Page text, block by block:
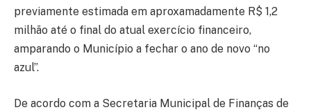
previamente estimada em aproxamadamente R$ 1,2
milhão até o final do atual exercício financeiro,
amparando o Município a fechar o ano de novo “no
azul”.
De acordo com a Secretaria Municipal de Finanças de